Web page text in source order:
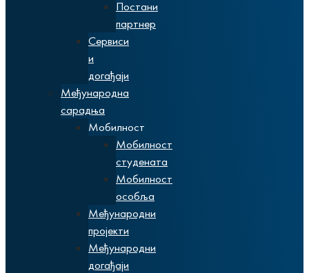
Постани
партнер
Сервиси
и
догађаји
Међународна
сарадња
Мобилност
Мобилност
студената
Мобилност
особља
Међународни
пројекти
Међународни
догађаји